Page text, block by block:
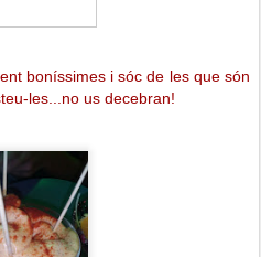
boníssimes i sóc de les que són
les...no us decebran!